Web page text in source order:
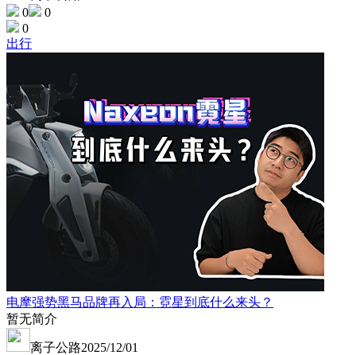
0
0
0
出行
电摩强势黑马品牌再入局：霓星到底什么来头？
暂无简介
离子公路2025/12/01